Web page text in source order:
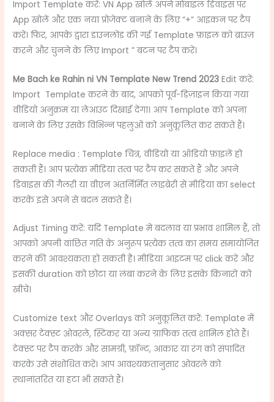
Import Template करें: VN App खोलें अपने मोबाइल डिवाइस पर
App खोलें और एक नया प्रोजेक्ट बनाने के लिए “+” आइकन पर टैप
करें। फिर, आपके द्वारा डाउनलोड की गई Template फ़ाइल को ब्राउज़
करने और चुनने के लिए Import ” बटन पर टैप करें।
Me Bach ke Rahin ni VN Template New Trend 2023 Edit करें:
Import Template करने के बाद, आपको पूर्व-डिज़ाइन किया गया
वीडियो अनुक्रम या लेआउट दिखाई देगा। आप Template को अपना
बनाने के लिए उसके विभिन्न पहलुओं को अनुकूलित कर सकते हैं।
Replace media : Template चित्र, वीडियो या ऑडियो फ़ाइलें हो
सकती हैं। आप प्रत्येक मीडिया तत्व पर टैप कर सकते हैं और अपने
डिवाइस की गैलरी या वीएन अंतर्निर्मित लाइब्रेरी से मीडिया का select
करके इसे अपने से बदल सकते हैं।
Adjust Timing करें: यदि Template में बदलाव या प्रभाव शामिल हैं, तो
आपको अपनी वांछित गति के अनुरूप प्रत्येक तत्व का समय समायोजित
करने की आवश्यकता हो सकती है। मीडिया आइटम पर click करें और
इसकी duration को छोटा या लंबा करने के लिए इसके किनारों को
खींचें।
Customize text और Overlays को अनुकूलित करें: Template में
अक्सर टेक्स्ट ओवरले, स्टिकर या अन्य ग्राफिक तत्व शामिल होते हैं।
टेक्स्ट पर टैप करके और सामग्री, फ़ॉन्ट, आकार या रंग को संपादित
करके उसे संशोधित करें। आप आवश्यकतानुसार ओवरले को
स्थानांतरित या हटा भी सकते हैं।